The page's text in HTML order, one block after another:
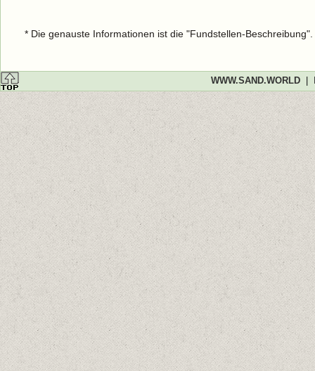
* Die genauste Informationen ist die "Fundstellen-
WWW.SAND.WORLD|